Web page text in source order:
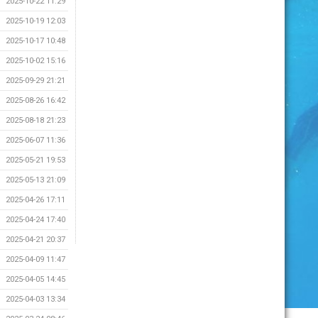
2025-10-19 12:03
2025-10-17 10:48
2025-10-02 15:16
2025-09-29 21:21
2025-08-26 16:42
2025-08-18 21:23
2025-06-07 11:36
2025-05-21 19:53
2025-05-13 21:09
2025-04-26 17:11
2025-04-24 17:40
2025-04-21 20:37
2025-04-09 11:47
2025-04-05 14:45
2025-04-03 13:34